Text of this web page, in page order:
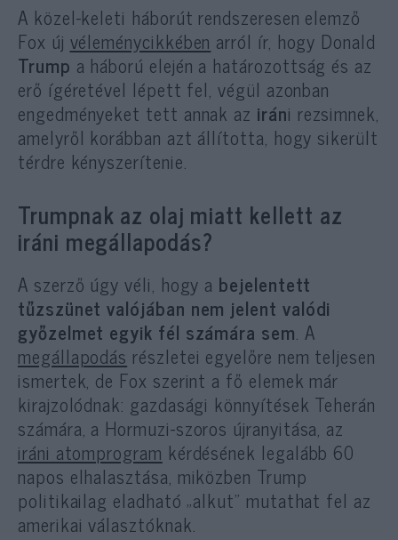
A közel-keleti háborút rendszeresen elemző
Fox új véleménycikkében arról ír, hogy Donald
Trump a háború elején a határozottság és az
erő ígéretével lépett fel, végül azonban
engedményeket tett annak az iráni rezsimnek,
amelyről korábban azt állította, hogy sikerült
térdre kényszerítenie.
Trumpnak az olaj miatt kellett az
iráni megállapodás?
A szerző úgy véli, hogy a bejelentett
tűzszünet valójában nem jelent valódi
győzelmet egyik fél számára sem. A
megállapodás részletei egyelőre nem teljesen
ismertek, de Fox szerint a fő elemek már
kirajzolódnak: gazdasági könnyítések Teherán
számára, a Hormuzi-szoros újranyitása, az
iráni atomprogram kérdésének legalább 60
napos elhalasztása, miközben Trump
politikailag eladható „alkut” mutathat fel az
amerikai választóknak.